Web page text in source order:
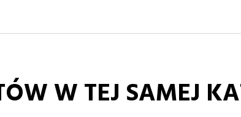
W TEJ SAMEJ